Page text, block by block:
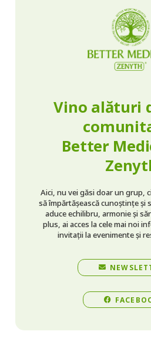
Vino alături
Better
Aici, nu vei găsi doar un grup,
să împărtășească cunoștințe și
aduce echilibru, armonie și
plus, ai acces la cele mai noi
invitații la evenimente și